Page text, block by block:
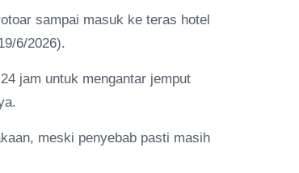
sampai masuk ke teras hotel
6/2026).
jam untuk mengantar jemput
meski penyebab pasti masih